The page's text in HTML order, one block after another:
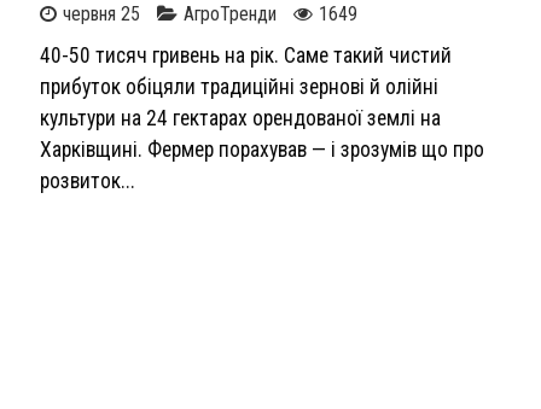
червня 25 АгроТренди 1649
40-50 тисяч гривень на рік. Саме такий чистий
прибуток обіцяли традиційні зернові й олійні
культури на 24 гектарах орендованої землі на
Харківщині. Фермер порахував — і зрозумів що про
розвиток...